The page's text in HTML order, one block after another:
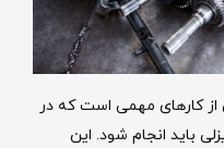
از کارهای مهمی است که در
باید انجام شود. این